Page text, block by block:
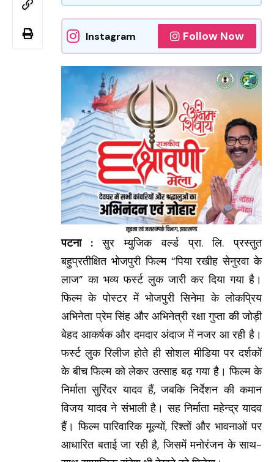
Instagram Follow Now
पटना :सुर म्युजिक वर्ल्ड प्रा. लि. प्रस्तुत
बहुप्रतीक्षित भोजपुरी फिल्म “पिया रखीह सेनुरवा के
लाज” का भव्य फर्स्ट लुक जारी कर दिया गया है।
फिल्म के पोस्टर में भोजपुरी सिनेमा के लोकप्रिय
अभिनेता प्रेम सिंह और अभिनेत्री रक्षा गुप्ता की जोड़ी
बेहद आकर्षक और दमदार अंदाज में नजर आ रही है।
फर्स्ट लुक रिलीज होते ही सोशल मीडिया पर दर्शकों
के बीच फिल्म को लेकर उत्साह बढ़ गया है। फिल्म के
निर्माता सुरिंदर यादव हैं, जबकि निर्देशन की कमान
विजय यादव ने संभाली है। सह निर्माता महेन्द्र यादव
हैं। फिल्म पारिवारिक मूल्यों, रिश्तों और भावनाओं पर
आधारित बताई जा रही है, जिसमें मनोरंजन के साथ-